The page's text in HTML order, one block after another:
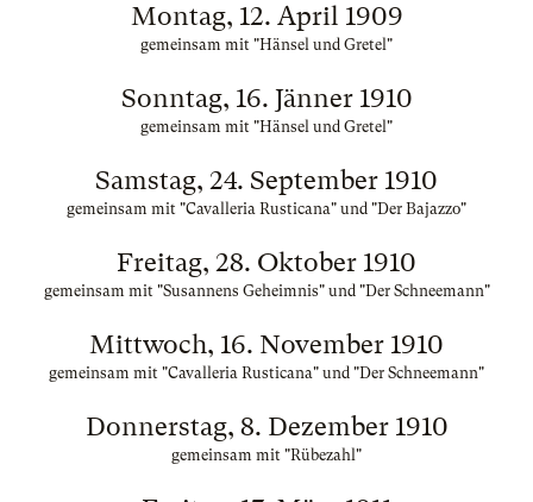
Montag, 12. April 1909
gemeinsam mit "Hänsel und Gretel"
Sonntag, 16. Jänner 1910
gemeinsam mit "Hänsel und Gretel"
Samstag, 24. September 1910
gemeinsam mit "Cavalleria Rusticana" und "Der Bajazzo"
Freitag, 28. Oktober 1910
gemeinsam mit "Susannens Geheimnis" und "Der Schneemann"
Mittwoch, 16. November 1910
gemeinsam mit "Cavalleria Rusticana" und "Der Schneemann"
Donnerstag, 8. Dezember 1910
gemeinsam mit "Rübezahl"